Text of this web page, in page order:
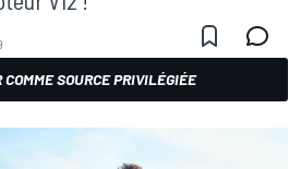
SOURCE PRIVILÉGIÉE